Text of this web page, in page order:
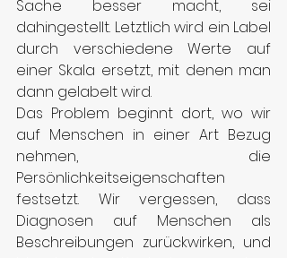
Sache besser macht, sei
dahingestellt. Letztlich wird ein Label
durch verschiedene Werte auf
einer Skala ersetzt, mit denen man
dann gelabelt wird.
Das Problem beginnt dort, wo wir
auf Menschen in einer Art Bezug
nehmen, die
Persönlichkeitseigenschaften
festsetzt. Wir vergessen, dass
Diagnosen auf Menschen als
Beschreibungen zurückwirken, und